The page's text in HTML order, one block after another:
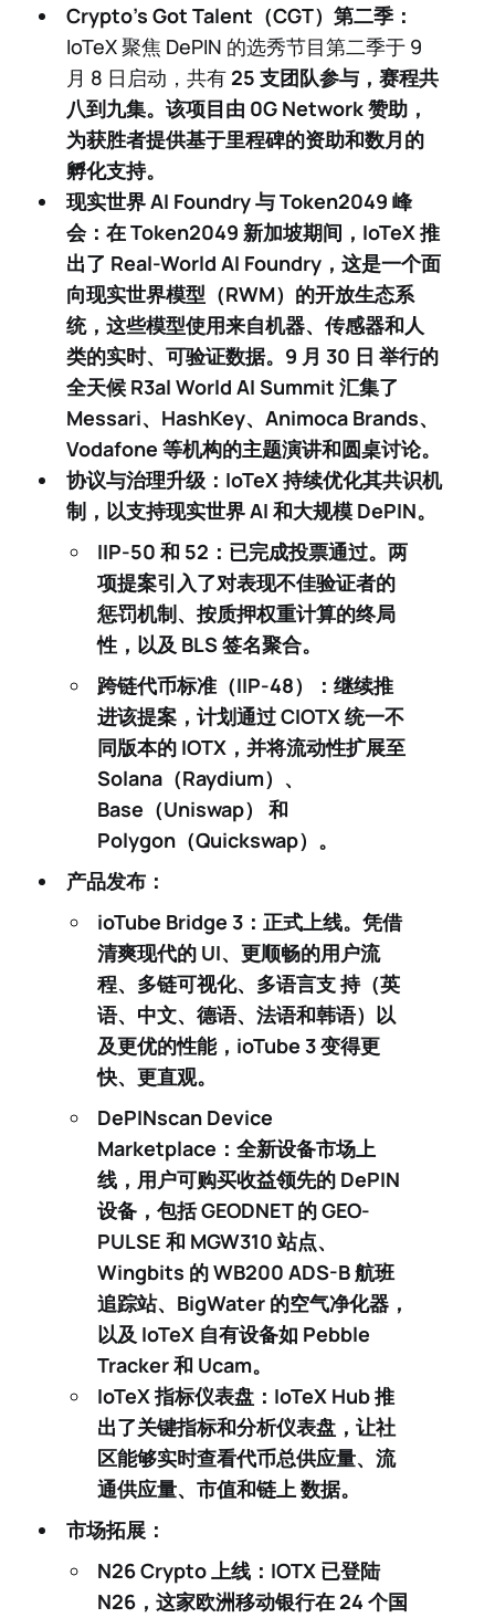
Crypto’s Got Talent（CGT）第二季：
IoTeX 聚焦 DePIN 的选秀节目第二季于 9
月 8 日启动，共有 25 支团队参与，赛程共
八到九集。该项目由 0G Network赞助，
为获胜者提供基于里程碑的资助和数月的
孵化支持。
现实世界 AI Foundry 与 Token2049 峰
会： 在 Token2049 新加坡期间，IoTeX 推
出了 Real-World AI Foundry，这是一个面
向现实世界模型（RWM） 的开放生态系
统，这些模型使用来自机器、传感器和人
类的实时、可验证数据。9 月 30 日 举行的
全天候 R3al World AI Summit 汇集了
Messari、HashKey、Animoca Brands、
Vodafone 等机构的主题演讲和圆桌讨论。
协议与治理升级： IoTeX 持续优化其共识机
制，以支持现实世界 AI 和大规模 DePIN。
IIP-50 和 52 ：已完成投票通过。两
项提案引入了对表现不佳验证者的
惩罚机制、按质押权重计算的终局
性，以及 BLS 签名聚合。
跨链代币标准（IIP-48）
：继续推
进该提案，计划通过CIOTX统一不
同版本的 IOTX，并将流动性扩展至
Solana（Raydium） 、
Base（Uniswap）
和
Polygon（Quickswap） 。
产品发布：
ioTube Bridge 3 ：正式上线。凭借
清爽现代的 UI、更顺畅的用户流
程、多链可视化、 多语言支 持（英
语、中文、德语、法语和韩语）以
及更优的性能，ioTube 3 变得更
快、更直观。
DePINscan Device
Marketplace ：全新设备市场上
线，用户可购买收益领先的 DePIN
设备，包括 GEODNET 的GEO-
PULSE 和 MGW310 站点、
Wingbits 的WB200 ADS-B 航班
追踪站、BigWater 的空气净化器 ，
以及 IoTeX 自有设备如 Pebble
Tracker和 Ucam。
IoTeX 指标仪表盘 ：IoTeX Hub 推
出了关键指标和分析仪表盘，让社
区能够实时查看代币总供应量、流
通供应量、市值和链上 数据。
市场拓展：
N26 Crypto 上线 ：IOTX 已登陆
N26 ，这家欧洲移动银行在 24 个国